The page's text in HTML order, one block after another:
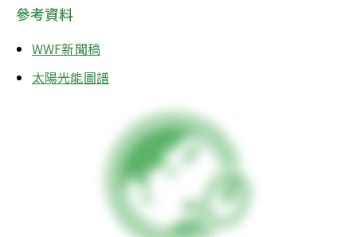
參考資料
WWF新聞稿
太陽光能圖譜